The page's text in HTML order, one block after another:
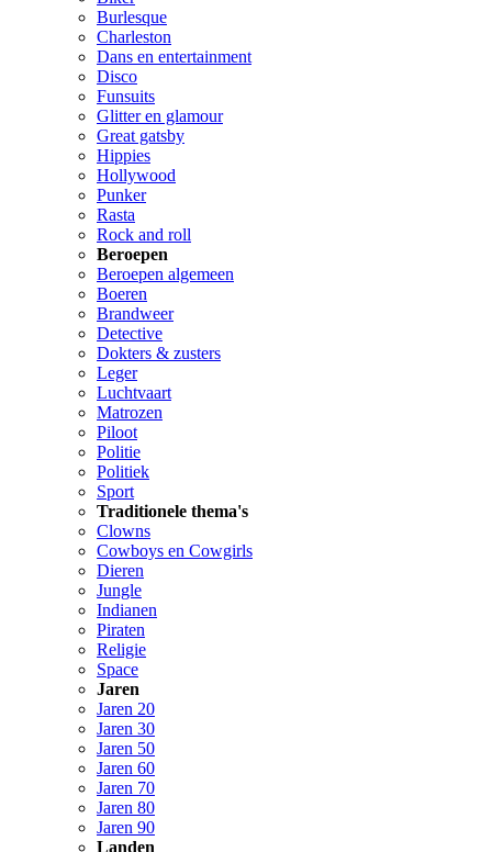
Burlesque
Charleston
Dans en entertainment
Disco
Funsuits
Glitter en glamour
Great gatsby
Hippies
Hollywood
Punker
Rasta
Rock and roll
Beroepen
Beroepen algemeen
Boeren
Brandweer
Detective
Dokters & zusters
Leger
Luchtvaart
Matrozen
Piloot
Politie
Politiek
Sport
Traditionele thema's
Clowns
Cowboys en Cowgirls
Dieren
Jungle
Indianen
Piraten
Religie
Space
Jaren
Jaren 20
Jaren 30
Jaren 50
Jaren 60
Jaren 70
Jaren 80
Jaren 90
Landen